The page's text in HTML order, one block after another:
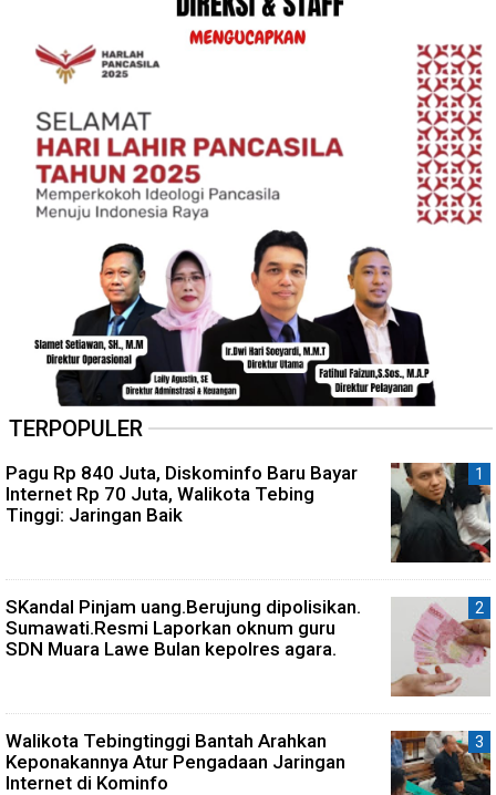
TERPOPULER
Pagu Rp 840 Juta, Diskominfo Baru Bayar
Internet Rp 70 Juta, Walikota Tebing
Tinggi: Jaringan Baik
SKandal Pinjam uang.Berujung dipolisikan.
Sumawati.Resmi Laporkan oknum guru
SDN Muara Lawe Bulan kepolres agara.
Walikota Tebingtinggi Bantah Arahkan
Keponakannya Atur Pengadaan Jaringan
Internet di Kominfo